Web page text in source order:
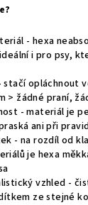
- hexa
i pro psy,
stačí opláchnout
> žádné praní,
- materiál je
ani při
- na rozdíl od
je hexa
vzhled -
ze stejné